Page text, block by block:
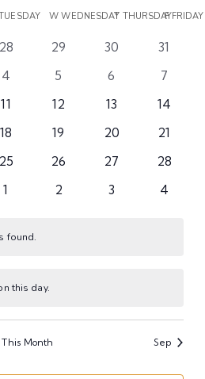
and
WWEDNESDAY
T THURSDAY
FFRIDAY
0
28
0
29
0
30
0
31
0
4
0
5
0
6
0
7
0
11
0
12
0
13
0
14
0
18
0
19
0
20
0
21
0
25
0
26
0
27
0
28
01
0
2
0
3
0
4
found.
this day.
This Month Sep